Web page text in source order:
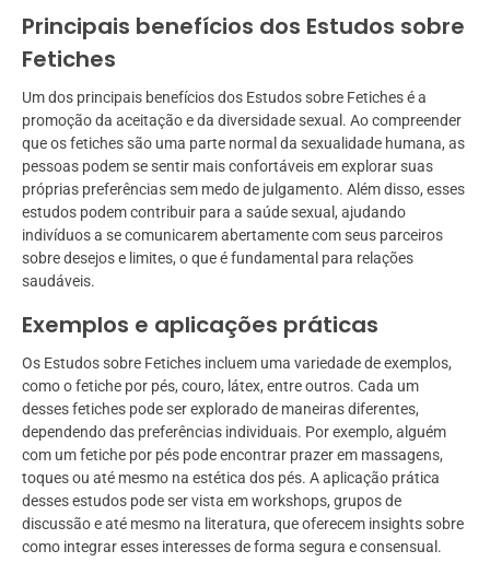
Principais benefícios dos Estudos sobre
Fetiches
Um dos principais benefícios dos Estudos sobre Fetiches é a
promoção da aceitação e da diversidade sexual. Ao compreender
que os fetiches são uma parte normal da sexualidade humana, as
pessoas podem se sentir mais confortáveis em explorar suas
próprias preferências sem medo de julgamento. Além disso, esses
estudos podem contribuir para a saúde sexual, ajudando
indivíduos a se comunicarem abertamente com seus parceiros
sobre desejos e limites, o que é fundamental para relações
saudáveis.
Exemplos e aplicações práticas
Os Estudos sobre Fetiches incluem uma variedade de exemplos,
como o fetiche por pés, couro, látex, entre outros. Cada um
desses fetiches pode ser explorado de maneiras diferentes,
dependendo das preferências individuais. Por exemplo, alguém
com um fetiche por pés pode encontrar prazer em massagens,
toques ou até mesmo na estética dos pés. A aplicação prática
desses estudos pode ser vista em workshops, grupos de
discussão e até mesmo na literatura, que oferecem insights sobre
como integrar esses interesses de forma segura e consensual.